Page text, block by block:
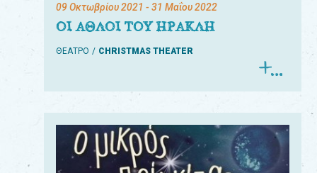
09 Οκτωβρίου 2021 - 31 Μαΐου 2022
ΟΙ ΑΘΛΟΙ ΤΟΥ ΗΡΑΚΛΗ
ΘΕΑΤΡΟ CHRISTMAS THEATER